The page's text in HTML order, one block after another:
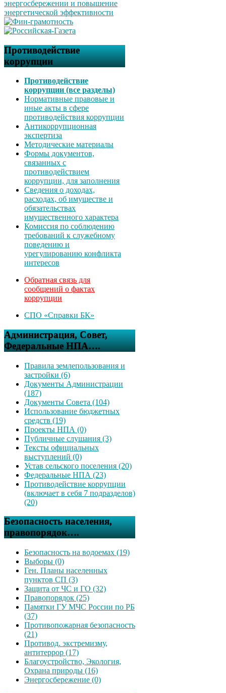
Противодействие
коррупции
Противодействие
коррупции (все разделы)
Нормативные правовые и
иные акты в сфере
противодействия коррупции
Антикоррупционная
экспертиза
Методические материалы
Формы документов,
связанных с
противодействием
коррупции, для заполнения
Сведения о доходах,
расходах, об имуществе и
обязательствах
имущественного характера
Комиссия по соблюдению
требований к служебному
поведению и
урегулированию конфликта
интересов
Обратная связь для
сообщений о фактах
коррупции
СПО «Справки БК»
Администрация, Совет,
Федеральные НПА….
Правила землепользования и
застройки (6)
Документы Администрации
(187)
Документы Совета (104)
Использование бюджетных
средств (19)
Проекты НПА (0)
Публичные слушания (3)
Тексты официальных
выступлений (0)
Устав сельского поселения (20)
Федеральные НПА (23)
Противодействие коррупции
(включает в себя 7 подразделов)
(20)
Безопасность населения,
правопорядок….
Безопасность на водоемах (19)
Выборы (0)
Ген. Планы населенных
пунктов СП (3)
Защита от ЧС и ГО (32)
Правопорядок (25)
Памятки ГУ МЧС России по РБ
(37)
Противопожарная безопасность
(21)
Противод. экстремизму,
антитеррор (17)
Благоустройство, Экология,
Охрана природы (16)
Энергосбережение (0)